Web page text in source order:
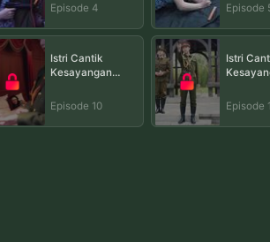
Episode 4
Episode
Istri Cantik
Kesayangan
Episode 10
Istri
Episode